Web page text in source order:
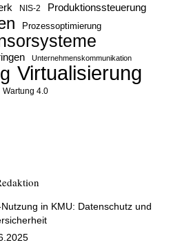
NIS-2 Produktionssteuerung
Prozessoptimierung
Unternehmenskommunikation
Virtualisierung
Wartung 4.0
in KMU: Datenschutz und